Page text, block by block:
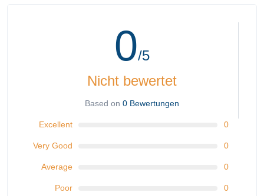
0/5
Nicht bewertet
Based on 0 Bewertungen
Excellent 0
Very Good 0
Average 0
Poor 0